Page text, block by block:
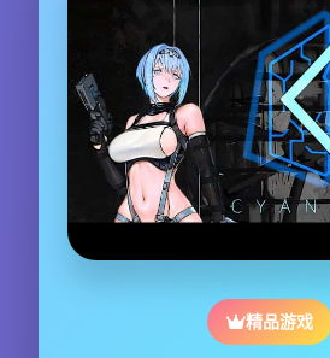
精品游戏